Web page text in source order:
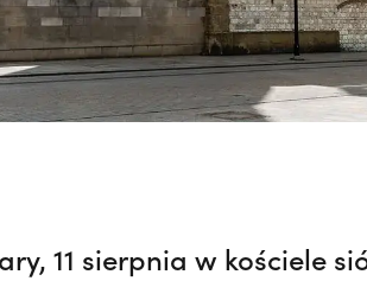
11 sierpnia w kościele